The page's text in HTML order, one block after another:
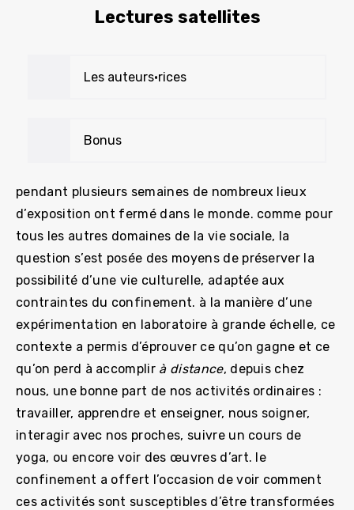
Lectures satellites
Les auteurs•rices
Bonus
pendant plusieurs semaines de nombreux lieux
d’exposition ont fermé dans le monde. comme pour
tous les autres domaines de la vie sociale, la
question s’est posée des moyens de préserver la
possibilité d’une vie culturelle, adaptée aux
contraintes du confinement. à la manière d’une
expérimentation en laboratoire à grande échelle, ce
contexte a permis d’éprouver ce qu’on gagne et ce
qu’on perd à accomplir à distance, depuis chez
nous, une bonne part de nos activités ordinaires :
travailler, apprendre et enseigner, nous soigner,
interagir avec nos proches, suivre un cours de
yoga, ou encore voir des œuvres d’art. le
confinement a offert l’occasion de voir comment
ces activités sont susceptibles d’être transformées